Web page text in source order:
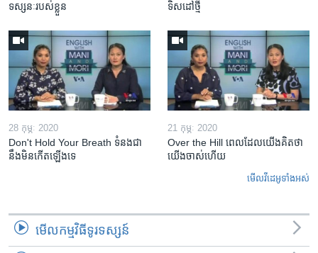
ទស្សនៈ​របស់​ខ្លួន
ទិសដៅថ្មី
28 កុម្ភៈ 2020
Don't Hold Your Breath ទំនងជា​
នឹង​មិន​កើត​ឡើង​ទេ
21 កុម្ភៈ 2020
Over the Hill ពេល​ដែល​យើង​គិត​ថា
យើង​ចាស់​ហើយ
មើល​វីដេអូ​ទាំង​អស់
មើល​កម្មវិធី​ទូរទស្សន៍